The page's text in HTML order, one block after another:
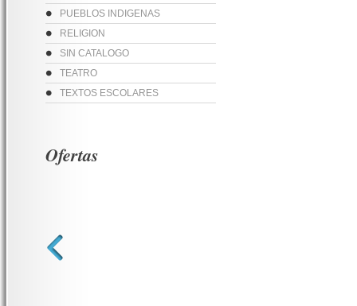
PUEBLOS INDIGENAS
RELIGION
SIN CATALOGO
TEATRO
TEXTOS ESCOLARES
Ofertas